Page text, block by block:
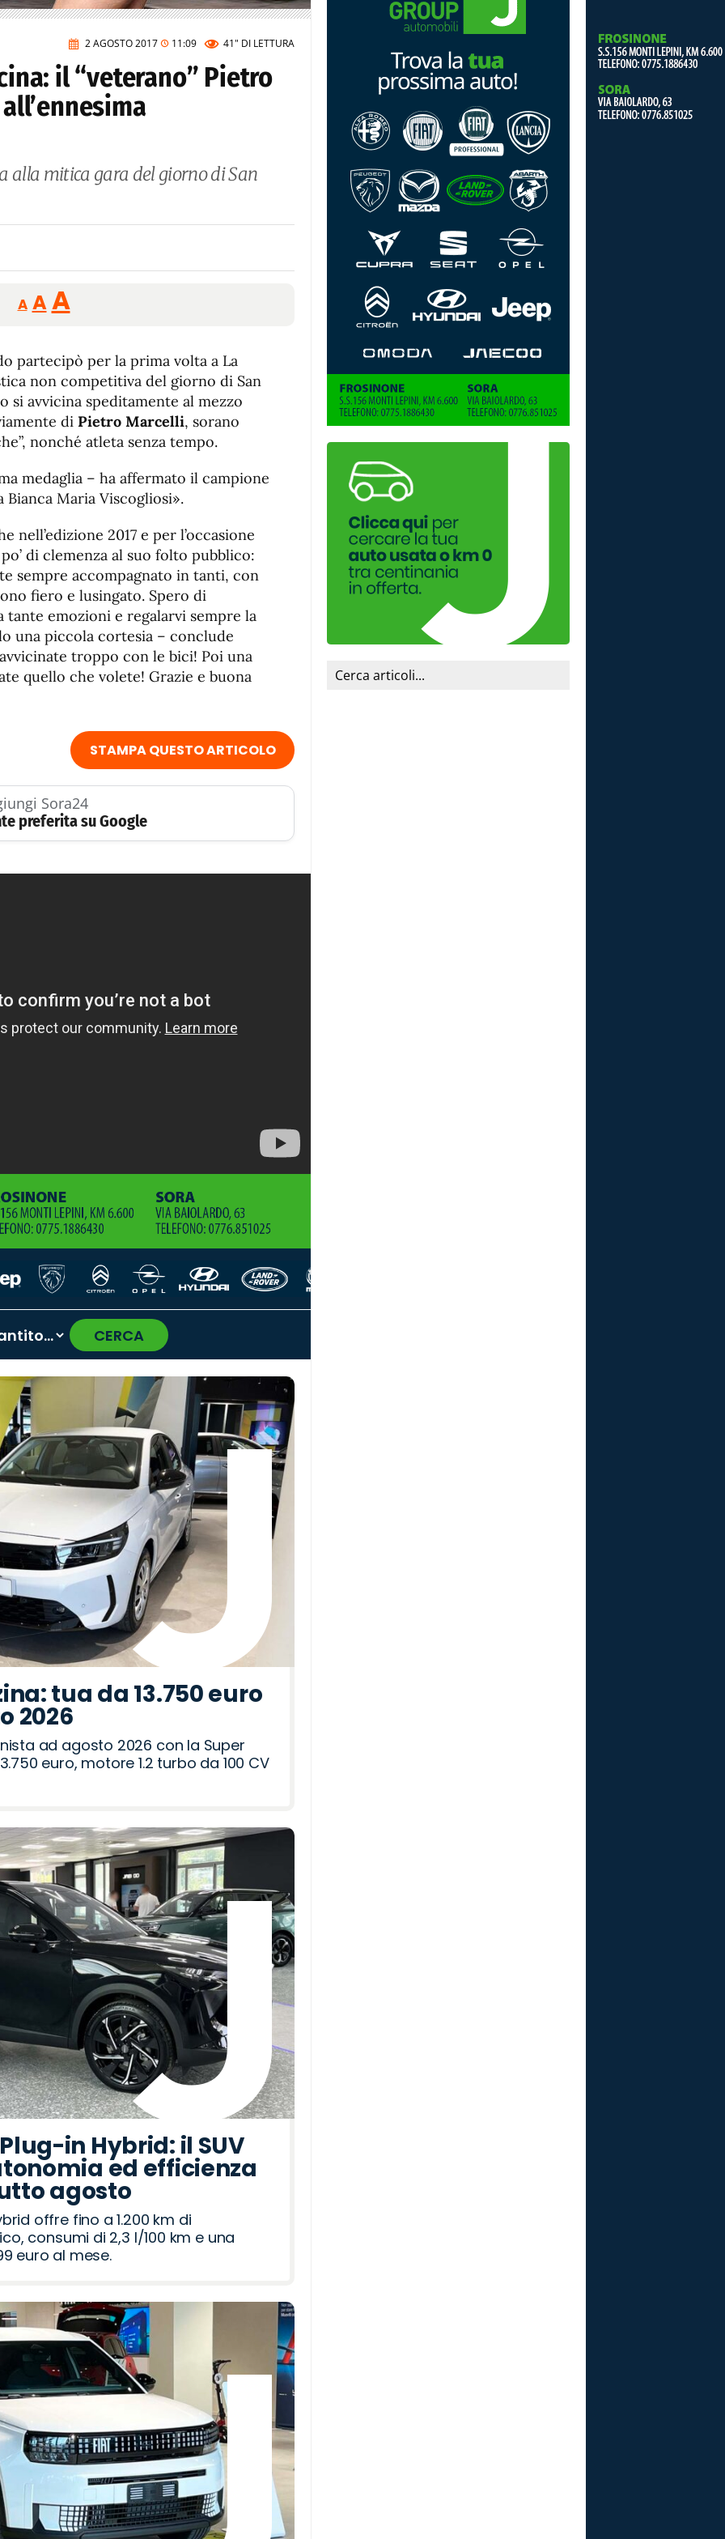
2 AGOSTO 2017 11:09 41" DI LETTURA
il “veterano” Pietro
alla mitica gara del giorno di San
A
Reducir
tamaño
A Restablecer
tamaño
de
fuente
AAumentar
de
fuente.
partecipò per la prima volta a La
non competitiva del giorno di San
si avvicina speditamente al mezzo
di Pietro Marcelli, sorano
nonché atleta senza tempo.
medaglia – ha affermato il campione
Bianca Maria Viscogliosi».
nell’edizione 2017 e per l’occasione
di clemenza al suo folto pubblico:
sempre accompagnato in tanti, con
fiero e lusingato. Spero di
emozioni e regalarvi sempre la
una piccola cortesia – conclude
troppo con le bici! Poi una
quello che volete! Grazie e buona
STAMPA QUESTO ARTICOLO
Sora24
preferita su Google
CERCA
›
tua da 13.750 euro
2026
ad agosto 2026 con la Super
euro, motore 1.2 turbo da 100 CV
in Hybrid: il SUV
ed efficienza
agosto
offre fino a 1.200 km di
consumi di 2,3 l/100 km e una
euro al mese.